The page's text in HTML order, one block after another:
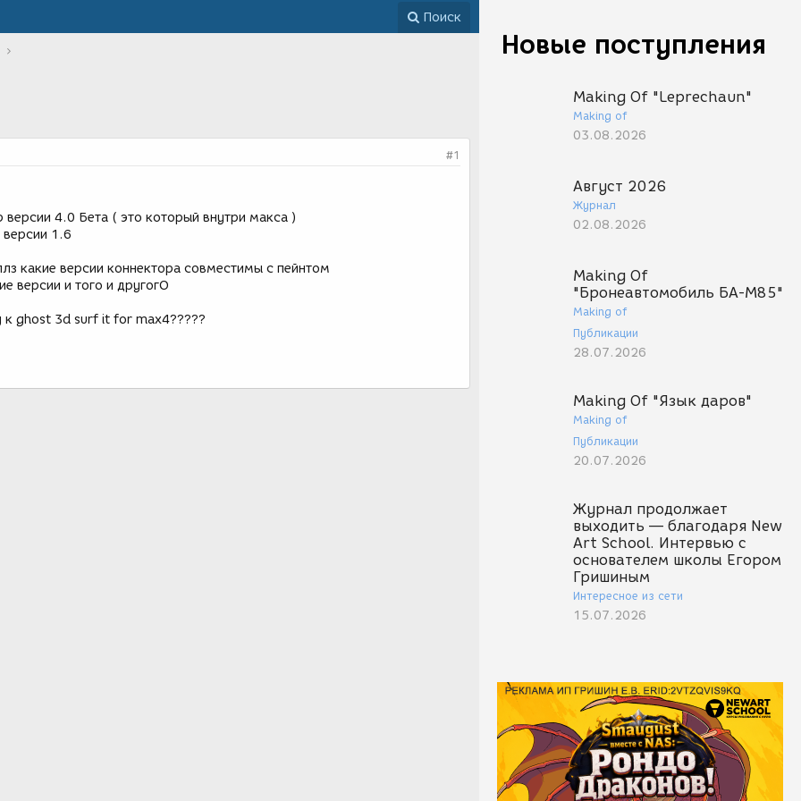
Новые поступления
Making Of "Leprechaun"
Making of
03.08.2026
Август 2026
Журнал
02.08.2026
Making Of
"Бронеавтомобиль БА-М85"
Making of
Публикации
28.07.2026
Making Of "Язык даров"
Making of
Публикации
20.07.2026
Журнал продолжает
выходить — благодаря New
Art School. Интервью с
основателем школы Егором
Гришиным
Интересное из сети
15.07.2026
Поиск
#1
версии 4.0 Бета ( это который внутри макса )
1.6
какие версии коннектора совместимы с пейнтом
версии и того и другогО
к ghost 3d surf it for max4?????